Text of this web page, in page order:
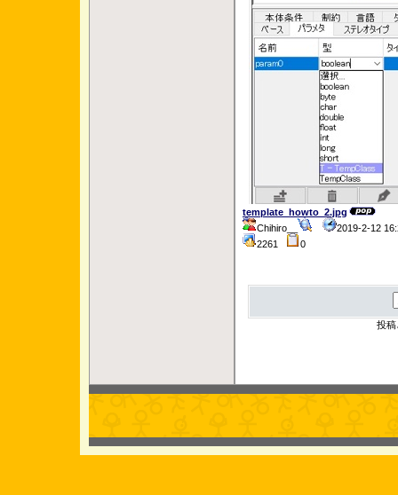
template_howto_2.jpg
Chihiro__
2019-2-12
2261
0
投稿